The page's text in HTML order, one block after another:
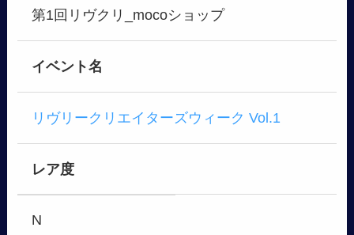
第1回リヴクリ_mocoショップ
イベント名
リヴリークリエイターズウィーク Vol.1
レア度
N